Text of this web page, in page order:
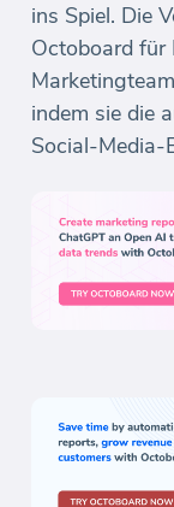
ins Spiel. Die
Octoboard für
indem sie die
Social-Media-